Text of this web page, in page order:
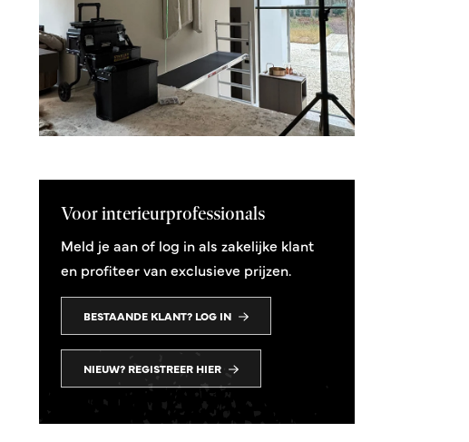
Voor interieurprofessionals
Meld je aan of log in als zakelijke klant
en profiteer van exclusieve prijzen.
BESTAANDE KLANT? LOG IN
NIEUW? REGISTREER HIER